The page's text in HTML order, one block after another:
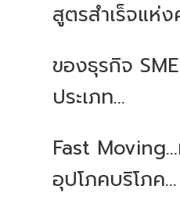
สูตรสำเร็จแห่
ของธุรกิจ
ประเภท…
Fast
อุปโภคบริโภค…